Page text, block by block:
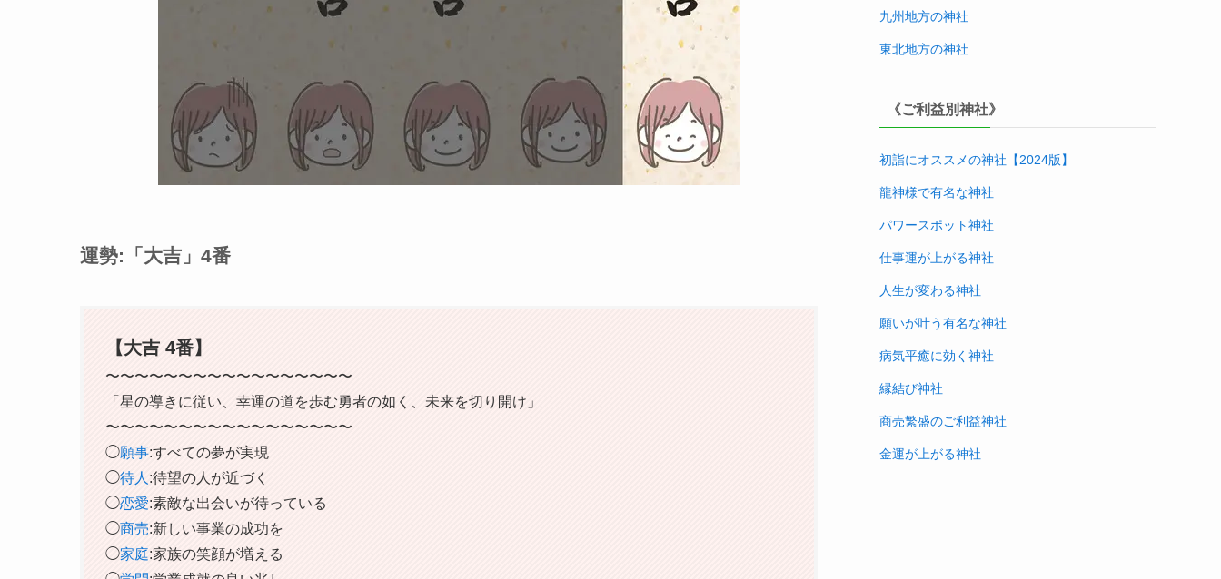
運勢:「大吉」4番
【大吉 4番】
〜〜〜〜〜〜〜〜〜〜〜〜〜〜〜〜〜
「星の導きに従い、幸運の道を歩む勇者の如く、未来を切り開け」
〜〜〜〜〜〜〜〜〜〜〜〜〜〜〜〜〜
◯願事:すべての夢が実現
◯待人 :待望の人が近づく
◯恋愛:素敵な出会いが待っている
◯商売:新しい事業の成功を
◯家庭:家族の笑顔が増える
九州地方の神社
東北地方の神社
《ご利益別神社》
初詣にオススメの神社【2024版】
龍神様で有名な神社
パワースポット神社
仕事運が上がる神社
人生が変わる神社
願いが叶う有名な神社
病気平癒に効く神社
縁結び神社
商売繁盛のご利益神社
金運が上がる神社